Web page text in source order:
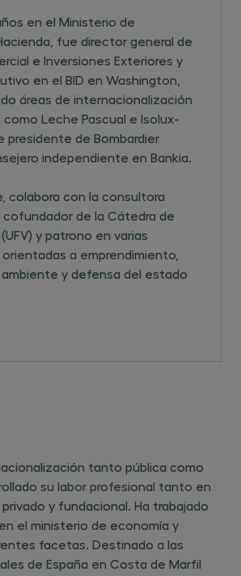
en el Ministerio de
fue director general de
e Inversiones Exteriores y
en el BID en Washington,
áreas de internacionalización
como Leche Pascual e Isolux-
presidente de Bombardier
independiente en Bankia.
colabora con la consultora
cofundador de la Cátedra de
y patrono en varias
a emprendimiento,
ambiente y defensa del estado
tanto pública como
su labor profesional tanto en
y fundacional. Ha trabajado
el ministerio de economía y
facetas. Destinado a las
de España en Costa de Marfil